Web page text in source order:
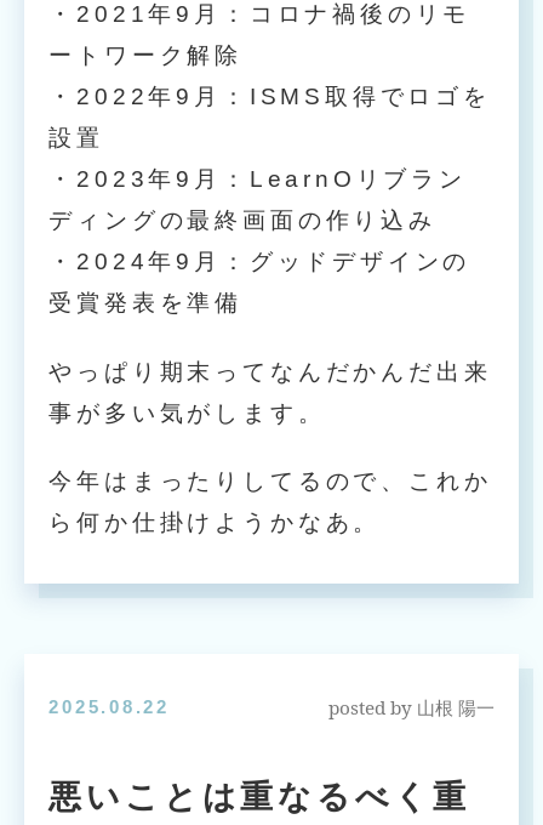
・2021年9月：コロナ禍後のリモ
ートワーク解除
・2022年9月：ISMS取得でロゴを
設置
・2023年9月：LearnOリブラン
ディングの最終画面の作り込み
・2024年9月：グッドデザインの
受賞発表を準備
やっぱり期末ってなんだかんだ出来
事が多い気がします。
今年はまったりしてるので、これか
ら何か仕掛けようかなあ。
2025.08.22 posted by 山根 陽一
悪いことは重なるべく重